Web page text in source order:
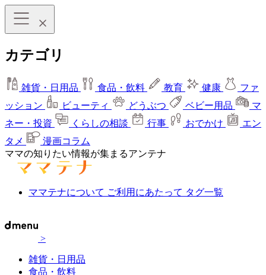
カテゴリ
雑貨・日用品 食品・飲料 教育 健康
ファ
ッション
ビューティ どうぶつ ベビー用品
マ
ネー・投資
くらしの相談 行事 おでかけ
エン
タメ
漫画コラム
ママの知りたい情報が集まるアンテナ
ママテナについて ご利用にあたって タグ一覧
>
雑貨・日用品
食品・飲料